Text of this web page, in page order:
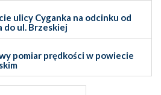
ulicy Cyganka na odcinku od
do ul. Brzeskiej
pomiar prędkości w powiecie